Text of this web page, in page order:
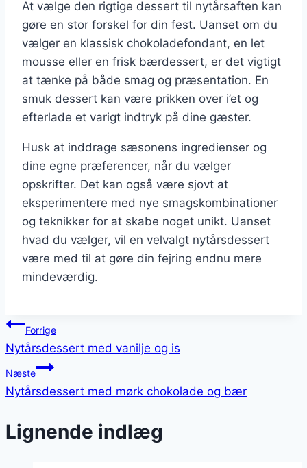
At vælge den rigtige dessert til nytårsaften kan
gøre en stor forskel for din fest. Uanset om du
vælger en klassisk chokoladefondant, en let
mousse eller en frisk bærdessert, er det vigtigt
at tænke på både smag og præsentation. En
smuk dessert kan være prikken over i’et og
efterlade et varigt indtryk på dine gæster.
Husk at inddrage sæsonens ingredienser og
dine egne præferencer, når du vælger
opskrifter. Det kan også være sjovt at
eksperimentere med nye smagskombinationer
og teknikker for at skabe noget unikt. Uanset
hvad du vælger, vil en velvalgt nytårsdessert
være med til at gøre din fejring endnu mere
mindeværdig.
Indlægsnavigation
Forrige
Nytårsdessert med vanilje og is
Næste
Nytårsdessert med mørk chokolade og bær
Lignende indlæg